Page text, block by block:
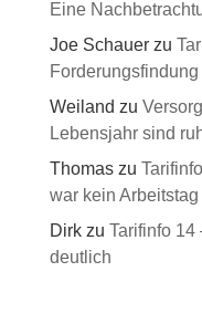
Eine
Joe Schauerzu
Weiland zu
Lebensjahr sind
Thomaszu
war kein
Dirkzu Tarifinfo 14
deutlich